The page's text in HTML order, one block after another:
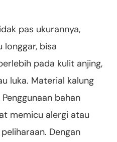
pas ukurannya,
bisa
pada kulit anjing,
luka. Material kalung
bahan
memicu alergi atau
Dengan